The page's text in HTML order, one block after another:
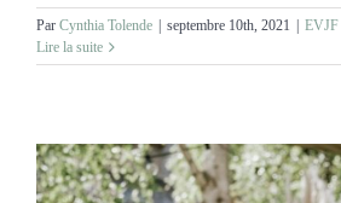
Par Cynthia Tolende | septembre 10th, 2021 | EVJF
Lire la suite